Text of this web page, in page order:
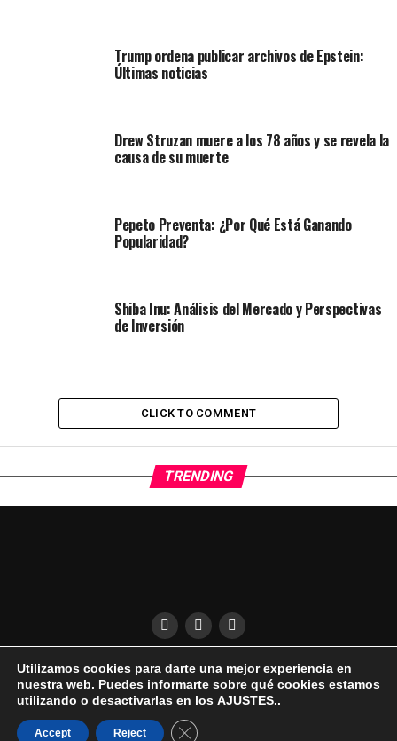
Trump ordena publicar archivos de Epstein:
Últimas noticias
Drew Struzan muere a los 78 años y se revela la
causa de su muerte
Pepeto Preventa: ¿Por Qué Está Ganando
Popularidad?
Shiba Inu: Análisis del Mercado y Perspectivas
de Inversión
CLICK TO COMMENT
TRENDING
QUÍENES SOMOS CONDICIONES DE USO
DESCARGO DE RESPONSABILIDAD
PUBLICIDAD EN EL UKELELE
AVISO LEGAL | COOKIES | PRIVACIDAD
© Copyright 2025, All Rights Reserved |
Utilizamos cookies para darte una mejor experiencia en
nuestra web. Puedes informarte sobre qué cookies estamos
utilizando o desactivarlas en los AJUSTES..
Accept Reject Cerrar el banner de cookies RGPD